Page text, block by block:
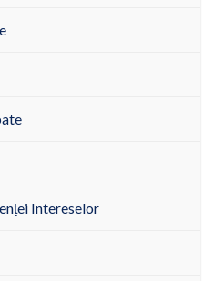
Intereselor